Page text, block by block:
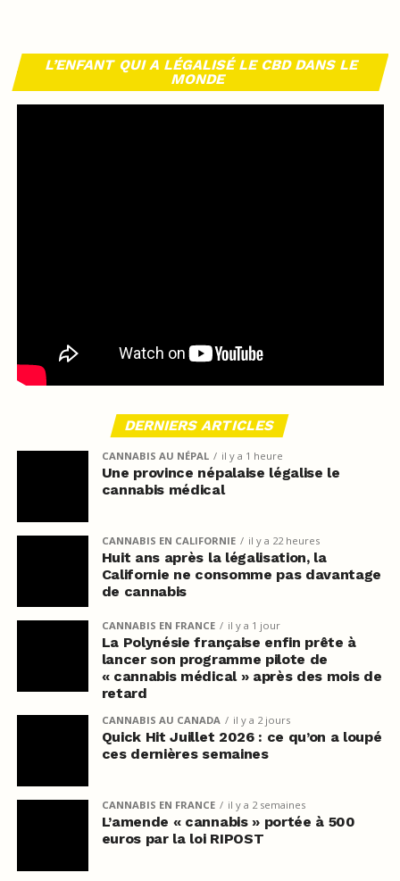
L’ENFANT QUI A LÉGALISÉ LE CBD DANS LE
MONDE
DERNIERS ARTICLES
CANNABIS AU NÉPAL il y a 1 heure
Une province népalaise légalise le
cannabis médical
CANNABIS EN CALIFORNIE il y a 22 heures
Huit ans après la légalisation, la
Californie ne consomme pas davantage
de cannabis
CANNABIS EN FRANCE il y a 1 jour
La Polynésie française enfin prête à
lancer son programme pilote de
« cannabis médical » après des mois de
retard
CANNABIS AU CANADA il y a 2 jours
Quick Hit Juillet 2026 : ce qu’on a loupé
ces dernières semaines
CANNABIS EN FRANCE il y a 2 semaines
L’amende « cannabis » portée à 500
euros par la loi RIPOST